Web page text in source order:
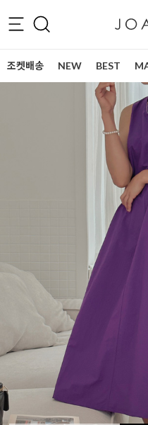
조켓배송 NEW BEST